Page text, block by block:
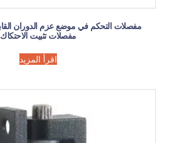
مفصلات تثبيت الاحتكاك
اقرأ المزيد